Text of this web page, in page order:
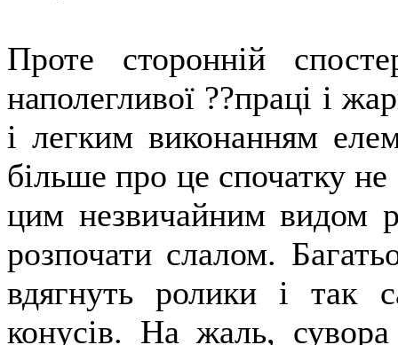
Проте сторонній
наполегливої ??праці і
і легким виконанням
більше про це спочатку
цим незвичайним видом
розпочати слалом.
вдягнуть ролики і так
конусів. На жаль,